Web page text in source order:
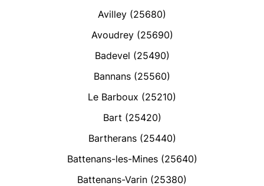
Avilley (25680)
Avoudrey (25690)
Badevel (25490)
Bannans (25560)
Le Barboux (25210)
Bart (25420)
Bartherans (25440)
Battenans-les-Mines (25640)
Battenans-Varin (25380)